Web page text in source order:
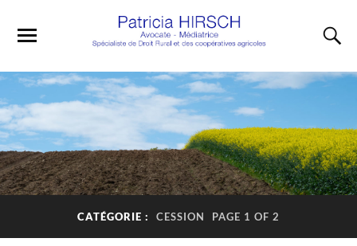
CATÉGORIE : CESSION PAGE 1 OF 2